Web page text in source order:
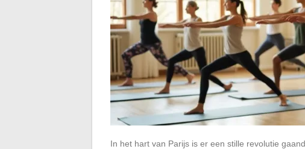
In het hart van Parijs is er een stille revolutie